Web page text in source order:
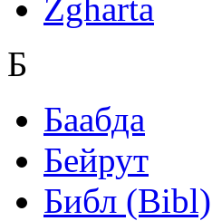
Zgharta
Б
Баабда
Бейрут
Библ (Bibl)